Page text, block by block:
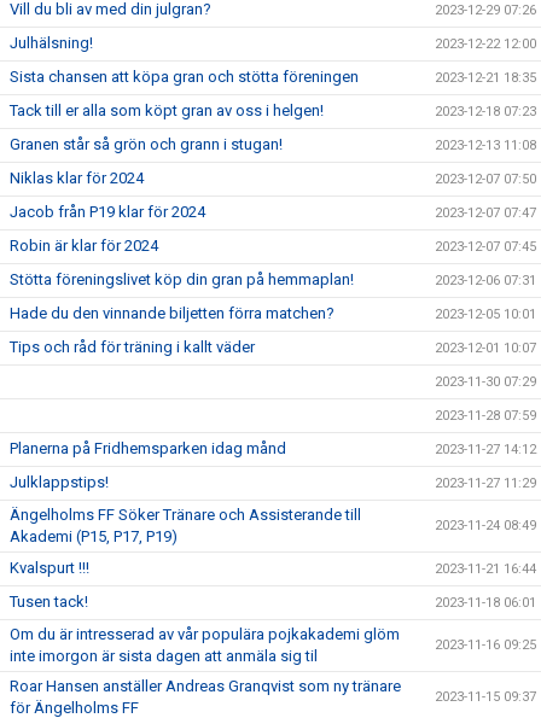
Vill du bli av med din julgran? 2023-12-29 07:26
Julhälsning! 2023-12-22 12:00
Sista chansen att köpa gran och stötta föreningen 2023-12-21 18:35
Tack till er alla som köpt gran av oss i helgen! 2023-12-18 07:23
Granen står så grön och grann i stugan! 2023-12-13 11:08
Niklas klar för 2024 2023-12-07 07:50
Jacob från P19 klar för 2024 2023-12-07 07:47
Robin är klar för 2024 2023-12-07 07:45
Stötta föreningslivet köp din gran på hemmaplan! 2023-12-06 07:31
Hade du den vinnande biljetten förra matchen? 2023-12-05 10:01
Tips och råd för träning i kallt väder 2023-12-01 10:07
2023-11-30 07:29
2023-11-28 07:59
Planerna på Fridhemsparken idag månd 2023-11-27 14:12
Julklappstips! 2023-11-27 11:29
Ängelholms FF Söker Tränare och Assisterande till
Akademi (P15, P17, P19)
2023-11-24 08:49
Kvalspurt !!! 2023-11-21 16:44
Tusen tack! 2023-11-18 06:01
Om du är intresserad av vår populära pojkakademi glöm
inte imorgon är sista dagen att anmäla sig til
2023-11-16 09:25
Roar Hansen anställer Andreas Granqvist som ny tränare
för Ängelholms FF
2023-11-15 09:37